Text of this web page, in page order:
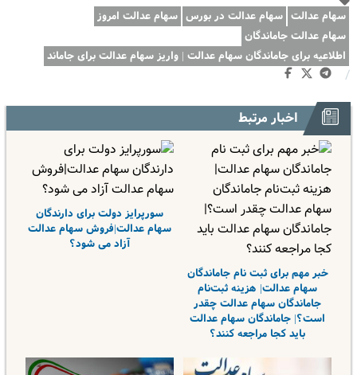
سهام عدالت سهام عدالت در بورس سهام عدالت امروز
سهام عدالت جاماندگان
اطلاعیه برای جاماندگان سهام عدالت | واریز سهام عدالت برای جاماند
/
اخبار مرتبط
خبر مهم برای ثبت نام جاماندگان
سهام عدالت| هزینه ثبت‌نام
جاماندگان سهام عدالت چقدر
است؟| جاماندگان سهام عدالت
باید کجا مراجعه کنند؟
سورپرایز دولت برای دارندگان
سهام عدالت|فروش سهام عدالت
آزاد می شود؟